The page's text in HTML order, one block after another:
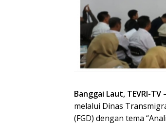
Banggai Laut, TEVRI-
melalui Dinas
(FGD) dengan tema